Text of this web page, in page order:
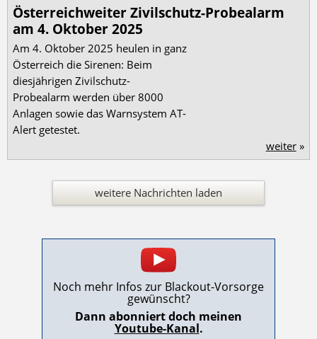
Österreichweiter Zivilschutz-Probealarm
am 4. Oktober 2025
Am 4. Oktober 2025 heulen in ganz
Österreich die Sirenen: Beim
diesjährigen Zivilschutz-
Probealarm werden über 8000
Anlagen sowie das Warnsystem AT-
Alert getestet.
weiter»
weitere Nachrichten laden
Noch mehr Infos zur Blackout-Vorsorge
gewünscht?
Dann abonniert doch meinen
Youtube-Kanal.